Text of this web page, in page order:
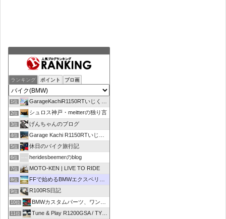
ランキング ポイント ブロ画
1位 GarageKachiR1150RTいじくり日記シーズン2
2位 シュロス神戸・meitterの独り言
3位 げんちゃんのブログ
4位 Garage Kachi R1150RTいじくり日記
5位 休日のバイク旅行記
6位 heridesbeemerのblog
7位 MOTO-KEN | LIVE TO RIDE
8位 FFで始めるBMWエクスペリエンス
9位 R100RS日記
10位 BMWカスタムパーツ、ワンオフマフラーのR-sty
11位 Tune & Play R1200GSA / TYPE R